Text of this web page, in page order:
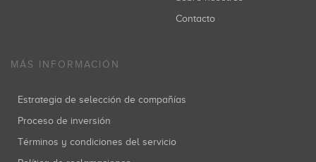
Contacto
MÁS INFORMACIÓN
Estrategia de selección de compañías
Proceso de inversión
Términos y condiciones del servicio